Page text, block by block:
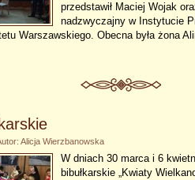
przedstawił Maciej Wojak
nadzwyczajny w Instytucie
Warszawskiego. Obecna była żona
Alicja Wierzbanowska
W dniach 30 marca i 6
bibułkarskie „Kwiaty